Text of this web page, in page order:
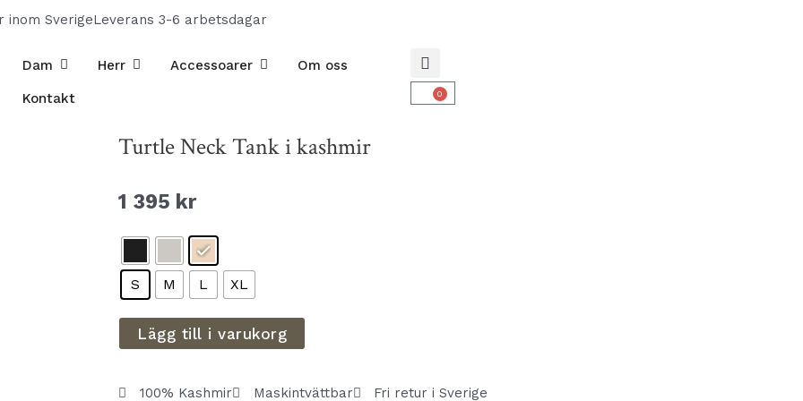
inom SverigeLeverans 3-6 arbetsdagar
Dam Öppna DamHerr Öppna HerrAccessoarer Öppna Accessoarer
Om oss
Kontakt 0
Varukorg
Turtle Neck Tank i kashmir
1 395 kr
S M L XL
Lägg till i varukorg
100% Kashmir Maskintvättbar
Fri retur i Sverige